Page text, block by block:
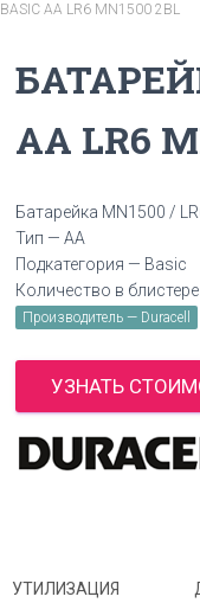
АА LR6 MN1500 2BL
АА LR6
Батарейка MN1500 /
Тип — AA
Подкатегория — Basic
Количество в
Производитель — Duracell
УЗНАТЬ
УТИЛИЗАЦИЯ